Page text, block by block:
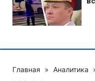
Главная » Аналитика